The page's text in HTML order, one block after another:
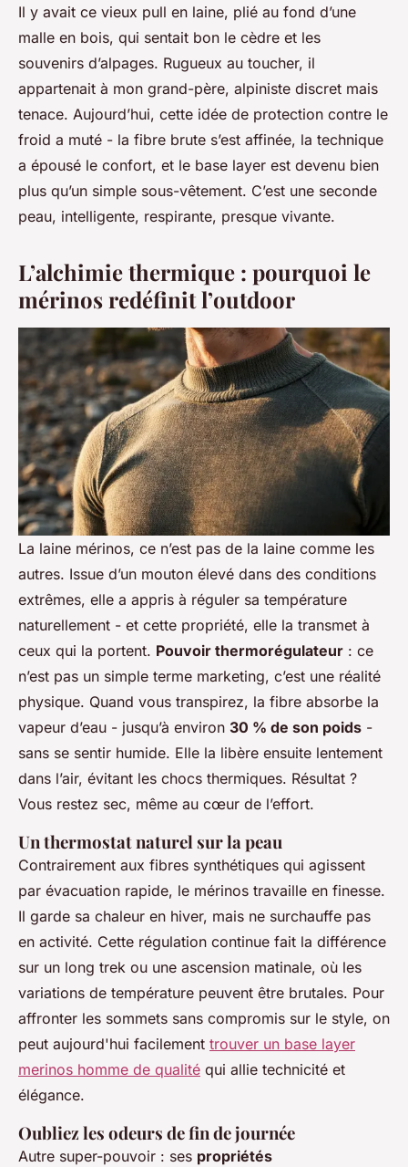
Il y avait ce vieux pull en laine, plié au fond d’une
malle en bois, qui sentait bon le cèdre et les
souvenirs d’alpages. Rugueux au toucher, il
appartenait à mon grand-père, alpiniste discret mais
tenace. Aujourd’hui, cette idée de protection contre le
froid a muté - la fibre brute s’est affinée, la technique
a épousé le confort, et le base layer est devenu bien
plus qu’un simple sous-vêtement. C’est une seconde
peau, intelligente, respirante, presque vivante.
L’alchimie thermique : pourquoi le
mérinos redéfinit l’outdoor
La laine mérinos, ce n’est pas de la laine comme les
autres. Issue d’un mouton élevé dans des conditions
extrêmes, elle a appris à réguler sa température
naturellement - et cette propriété, elle la transmet à
ceux qui la portent. Pouvoir thermorégulateur : ce
n’est pas un simple terme marketing, c’est une réalité
physique. Quand vous transpirez, la fibre absorbe la
vapeur d’eau - jusqu’à environ 30 % de son poids -
sans se sentir humide. Elle la libère ensuite lentement
dans l’air, évitant les chocs thermiques. Résultat ?
Vous restez sec, même au cœur de l’effort.
Un thermostat naturel sur la peau
Contrairement aux fibres synthétiques qui agissent
par évacuation rapide, le mérinos travaille en finesse.
Il garde sa chaleur en hiver, mais ne surchauffe pas
en activité. Cette régulation continue fait la différence
sur un long trek ou une ascension matinale, où les
variations de température peuvent être brutales. Pour
affronter les sommets sans compromis sur le style, on
peut aujourd'hui facilement trouver un base layer
merinos homme de qualité qui allie technicité et
élégance.
Oubliez les odeurs de fin de journée
Autre super-pouvoir : ses propriétés